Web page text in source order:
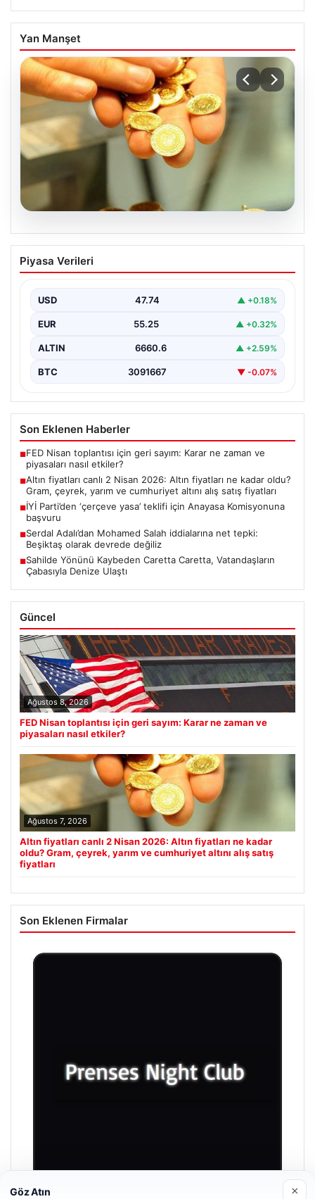
Yan Manşet
07.08.2026
Altın fiyatları canlı 2 Nisan 2026: Altın
fiyatları ne kadar oldu? Gram, çeyrek,
fiyatları
Piyasa Verileri
USD 47.74 ▲ +0.18%
EUR 55.25 ▲ +0.32%
ALTIN 6660.6 ▲ +2.59%
BTC 3091667 ▼ -0.07%
Son Eklenen Haberler
■FED Nisan toplantısı için geri sayım: Karar ne zaman ve
piyasaları nasıl etkiler?
■Altın fiyatları canlı 2 Nisan 2026: Altın fiyatları ne kadar oldu?
Gram, çeyrek, yarım ve cumhuriyet altını alış satış fiyatları
■İYİ Parti’den ‘çerçeve yasa’ teklifi için Anayasa Komisyonuna
başvuru
■Serdal Adalı’dan Mohamed Salah iddialarına net tepki:
Beşiktaş olarak devrede değiliz
■Sahilde Yönünü Kaybeden Caretta Caretta, Vatandaşların
Çabasıyla Denize Ulaştı
Güncel
Ağustos 8, 2026
FED Nisan toplantısı için geri sayım: Karar ne zaman ve
piyasaları nasıl etkiler?
Ağustos 7, 2026
Altın fiyatları canlı 2 Nisan 2026: Altın fiyatları ne kadar
oldu? Gram, çeyrek, yarım ve cumhuriyet altını alış satış
fiyatları
Son Eklenen Firmalar
Göz Atın ×